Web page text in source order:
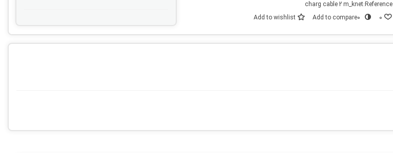
Reference:
charg cable 2 m_knet
0
Add to compare0
Add to wishlist